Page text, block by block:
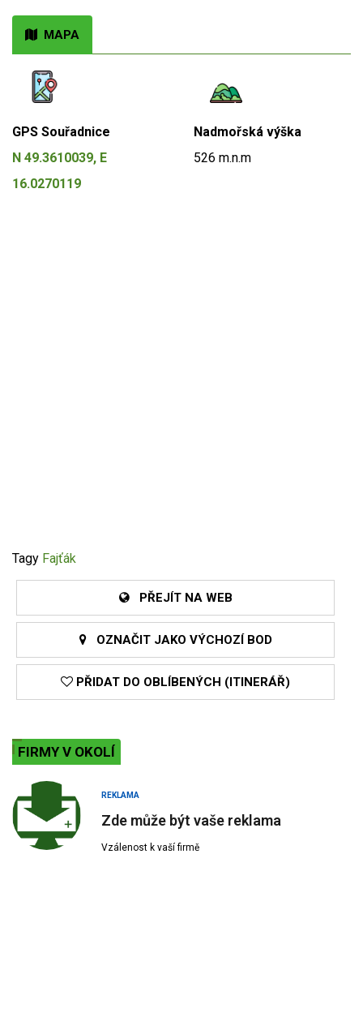
MAPA
GPS Souřadnice
N 49.3610039, E
16.0270119
Nadmořská výška
526 m.n.m
Tagy Fajťák
PŘEJÍT NA WEB
OZNAČIT JAKO VÝCHOZÍ BOD
PŘIDAT DO OBLÍBENÝCH (ITINERÁŘ)
FIRMY V OKOLÍ
REKLAMA
Zde může být vaše reklama
Vzálenost k vaší firmě